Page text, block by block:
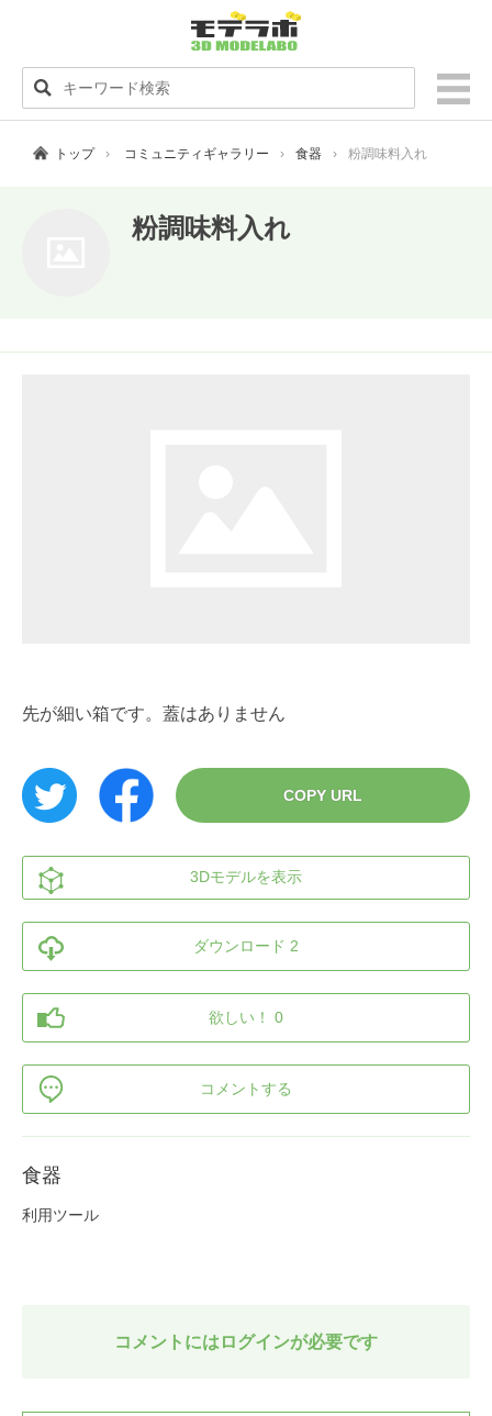
トップ コミュニティギャラリー 食器 粉調味料入れ
粉調味料入れ
先が細い箱です。蓋はありません
COPY URL
3Dモデルを表示
ダウンロード 2
欲しい！ 0
コメントする
食器
利用ツール
コメントにはログインが必要です